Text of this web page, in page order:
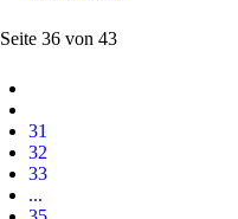
Seite 36 von 43
31
32
33
...